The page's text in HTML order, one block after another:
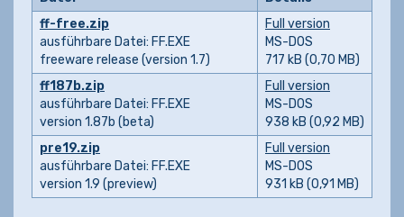
ff-free.zip
ausführbare Datei: FF.EXE
freeware release (version 1.7)
Full version
MS-DOS
717 kB (0,70 MB)
ff187b.zip
ausführbare Datei: FF.EXE
version 1.87b (beta)
Full version
MS-DOS
938 kB (0,92 MB)
pre19.zip
ausführbare Datei: FF.EXE
version 1.9 (preview)
Full version
MS-DOS
931 kB (0,91 MB)